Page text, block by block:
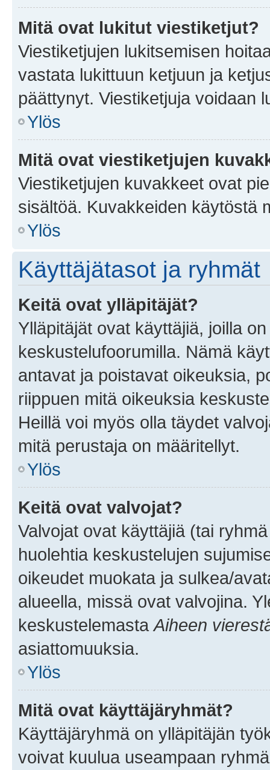
Mitä ovat lukitut viestiketjut?
Viestiketjujen lukitsemisen
vastata lukittuun ketjuun ja
päättynyt. Viestiketjuja voidaan
Ylös
Mitä ovat viestiketjujen
Viestiketjujen kuvakkeet ovat
sisältöä. Kuvakkeiden käytöstä
Ylös
Käyttäjätasot ja ryhmät
Keitä ovat ylläpitäjät?
Ylläpitäjät ovat käyttäjiä, joilla
keskustelufoorumilla. Nämä
antavat ja poistavat oikeuksia,
riippuen mitä oikeuksia
Heillä voi myös olla täydet
mitä perustaja on määritellyt.
Ylös
Keitä ovat valvojat?
Valvojat ovat käyttäjiä (tai
huolehtia keskustelujen
oikeudet muokata ja sulkea/
alueella, missä ovat valvojina.
keskustelemasta Aiheen
asiattomuuksia.
Ylös
Mitä ovat käyttäjäryhmät?
Käyttäjäryhmä on ylläpitäjän
voivat kuulua useampaan